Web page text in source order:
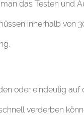
das Testen und
innerhalb von
oder eindeutig auf
verderben